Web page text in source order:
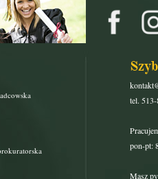
tel.
pon-pt:
Masz